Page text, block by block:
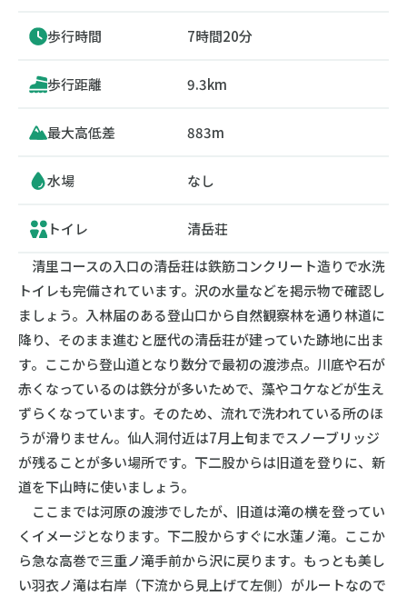
歩行時間 7時間20分
歩行距離 9.3km
最大高低差 883m
水場 なし
トイレ
清岳荘
清里コースの入口の清岳荘は鉄筋コンクリート造りで水洗
トイレも完備されています。沢の水量などを掲示物で確認し
ましょう。入林届のある登山口から自然観察林を通り林道に
降り、そのまま進むと歴代の清岳荘が建っていた跡地に出ま
す。ここから登山道となり数分で最初の渡渉点。川底や石が
赤くなっているのは鉄分が多いためで、藻やコケなどが生え
ずらくなっています。そのため、流れで洗われている所のほ
うが滑りません。仙人洞付近は7月上旬までスノーブリッジ
が残ることが多い場所です。下二股からは旧道を登りに、新
道を下山時に使いましょう。
ここまでは河原の渡渉でしたが、旧道は滝の横を登ってい
くイメージとなります。下二股からすぐに水蓮ノ滝。ここか
ら急な高巻で三重ノ滝手前から沢に戻ります。もっとも美し
い羽衣ノ滝は右岸（下流から見上げて左側）がルートなので